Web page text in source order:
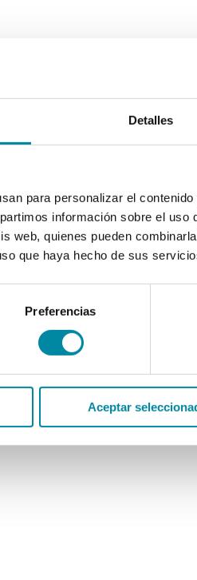
Detalles
para personalizar el
información sobre el uso
web, quienes pueden
que haya hecho de sus
Preferencias
Aceptar